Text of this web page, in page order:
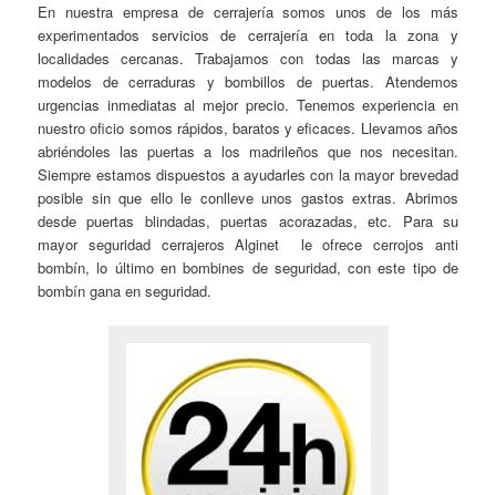
En nuestra empresa de cerrajería somos unos de los más
experimentados servicios de cerrajería en toda la zona y
localidades cercanas. Trabajamos con todas las marcas y
modelos de cerraduras y bombillos de puertas. Atendemos
urgencias inmediatas al mejor precio. Tenemos experiencia en
nuestro oficio somos rápidos, baratos y eficaces. Llevamos años
abriéndoles las puertas a los madrileños que nos necesitan.
Siempre estamos dispuestos a ayudarles con la mayor brevedad
posible sin que ello le conlleve unos gastos extras. Abrimos
desde puertas blindadas, puertas acorazadas, etc. Para su
mayor seguridad cerrajeros Alginet le ofrece cerrojos anti
bombín, lo último en bombines de seguridad, con este tipo de
bombín gana en seguridad.